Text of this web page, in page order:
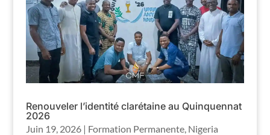
Renouveler l’identité clarétaine au Quinquennat
2026
Juin 19, 2026| Formation Permanente, Nigeria